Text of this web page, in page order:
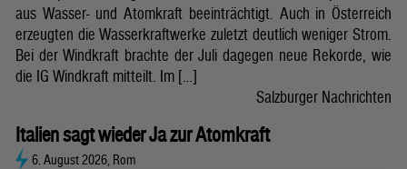
aus Wasser- und Atomkraft beeinträchtigt. Auch in Österreich
erzeugten die Wasserkraftwerke zuletzt deutlich weniger Strom.
Bei der Windkraft brachte der Juli dagegen neue Rekorde, wie
die IG Windkraft mitteilt. Im […]
Salzburger Nachrichten
Italien sagt wieder Ja zur Atomkraft
6. August 2026, Rom